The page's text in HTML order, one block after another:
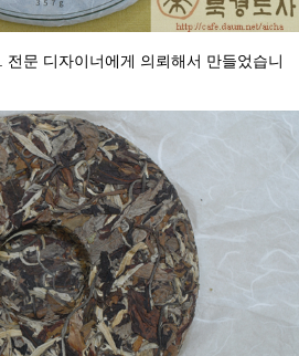
전문 디자이너에게 의뢰해서 만들었습니